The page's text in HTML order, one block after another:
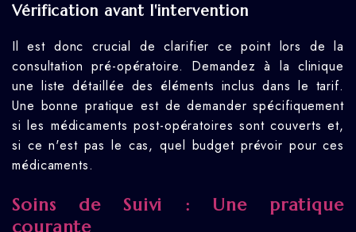
Vérification avant l'intervention
Il est donc crucial de clarifier ce point lors de la
consultation pré-opératoire. Demandez à la clinique
une liste détaillée des éléments inclus dans le tarif.
Une bonne pratique est de demander spécifiquement
si les médicaments post-opératoires sont couverts et,
si ce n'est pas le cas, quel budget prévoir pour ces
médicaments.
Soins de Suivi : Une pratique
courante